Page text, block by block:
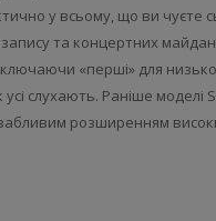
у всьому, що ви чуєте
та концертних
«перші» для
слухають. Раніше моделі
розширенням